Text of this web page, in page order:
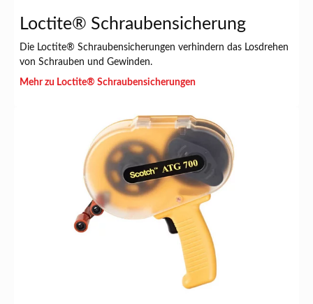
Loctite® Schraubensicherung
Die Loctite® Schraubensicherungen verhindern das Losdrehen
von Schrauben und Gewinden.
Mehr zu Loctite® Schraubensicherungen